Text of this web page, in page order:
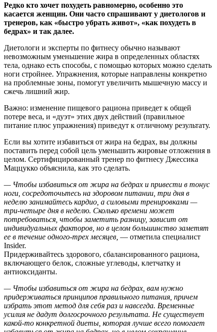
Редко кто хочет похудеть равномерно, особенно это
касается женщин. Они часто спрашивают у диетологов и
тренеров, как «быстро убрать живот», «как похудеть в
бедрах» и так далее.
Диетологи и эксперты по фитнесу обычно называют
невозможным уменьшение жира в определенных областях
тела, однако есть способы, с помощью которых можно сделать
ноги стройнее. Упражнения, которые направлены конкретно
на проблемные зоны, помогут увеличить мышечную массу и
сжечь лишний жир.
Важно: изменение пищевого рациона приведет к общей
потере веса, и «дуэт» этих двух действий (правильное
питание плюс упражнения) приведут к отличному результату.
Если вы хотите избавиться от жира на бедрах, вы должны
поставить перед собой цель уменьшить жировые отложения в
целом. Сертифицированный тренер по фитнесу Джессика
Маццукко объяснила, как это сделать.
— Чтобы избавиться от жира на бедрах и привести в тонус
ноги, сосредоточьтесь на здоровом питании, три дня в
неделю занимайтесь кардио, а силовыми тренировками —
три-четыре дня в неделю. Сколько времени может
потребоваться, чтобы заметить разницу, зависит от
индивидуальных факторов, но в целом большинство заметят
ее в течение одного-трех месяцев, — отметила специалист
Insider.
Придерживайтесь здорового, сбалансированного рациона,
включающего белок, сложные углеводы, клетчатку и
антиоксиданты.
— Чтобы избавиться от жира на бедрах, вам нужно
придерживаться принципов правильного питания, причем
избрать этот метод для себя раз и навсегда. Временные
усилия не дадут долгосрочного результата. Не существует
какой-то конкретной диеты, которая лучше всего помогает